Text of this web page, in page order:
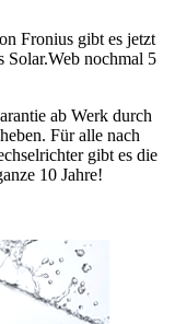
Fronius gibt es jetzt
Solar.Web nochmal 5
ab Werk durch
Für alle nach
gibt es die
10 Jahre!